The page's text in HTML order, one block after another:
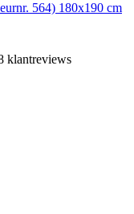
564) 180x190 cm
klantreviews